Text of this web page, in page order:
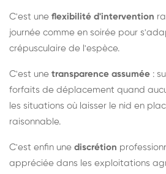
C'est une flexibilité d'intervention
journée comme en soirée pour
crépusculaire de l'espèce.
C'est une transparence assumée :
forfaits de déplacement quand
les situations où laisser le nid en
raisonnable.
C'est enfin une discrétion
appréciée dans les exploitations